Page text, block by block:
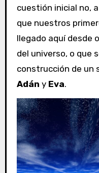
cuestión inicial no,
que nuestros
llegado aquí desde
del universo, o que
construcción de un
Adán y Eva.